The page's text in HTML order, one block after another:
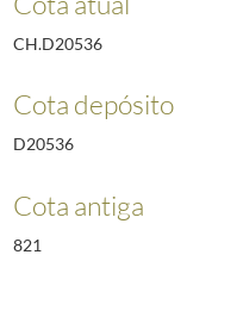
CH.D20536
Cota depósito
D20536
Cota antiga
821